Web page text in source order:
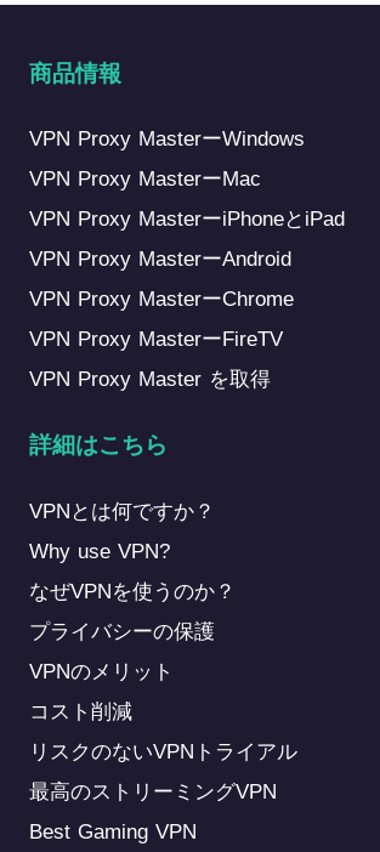
連法規を遵守する必要があり
視聴者の好みに合わせて、お
います。 地域 人気のコンテ
リカ ハリウッド映画、Netflix
メンタリー 日本 アニメ、日
ナル作品 韓国 韓国ドラマ、
ィ番組 インド ボリウッド映
言語コンテンツ そのため、
る地域によって異なる場合が
ングの課題…
が地域によって異なる理由
延、高度な暗号化、高い接続
· OpenVPN (UDP): 高速かつ
暗号化通信を提供しますが、
合があります。 · OpenVPN
常に信頼性が高く、さまざま
ワーク環境で安定した接続を
す。 · OpenVPN: UDPの速度
ィと柔軟性を実現します。 ·
偽装し、パフォーマンスとの
します。 · WireGuard: 軽量設
に高速な通信を実現し、高度
術によって安全かつ効率的な
暗号化とトラフィック難読化
わせ、制限のあるネットワー
適しています。 ·
(SSR): 制限のあるネットワー
備えた暗号化トンネルを提供
ユーザーは、自身のネットワ
した
商品情報
VPN Proxy MasterーWindows
VPN Proxy MasterーMac
VPN Proxy MasterーiPhoneとiPad
VPN Proxy MasterーAndroid
VPN Proxy MasterーChrome
VPN Proxy MasterーFireTV
VPN Proxy Master を取得
詳細はこちら
VPNとは何ですか？
Why use VPN?
なぜVPNを使うのか？
プライバシーの保護
VPNのメリット
コスト削減
リスクのないVPNトライアル
最高のストリーミングVPN
Best Gaming VPN